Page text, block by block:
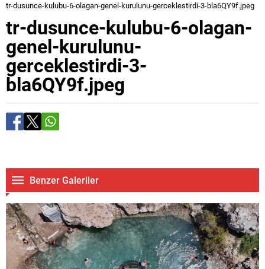
tr-dusunce-kulubu-6-olagan-genel-kurulunu-gerceklestirdi-3-bla6QY9f.jpeg
tr-dusunce-kulubu-6-olagan-
genel-kurulunu-
gerceklestirdi-3-
bla6QY9f.jpeg
Benzer Galeriler